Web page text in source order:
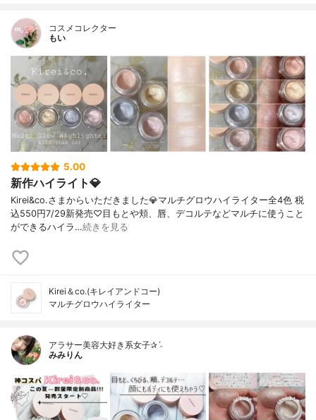
コスメコレクター
もい
5.00
新作ハイライト💎
Kirei&co.さまからいただきました💎マルチグロウハイライター全4色 税
込550円7/29新発売♡目もとや頬、唇、デコルテなどマルチに使うこと
ができるハイラ…続きを見る
Kirei＆co.(キレイアンドコー)
マルチグロウハイライター
アラサー美容大好き系女子✰ˊ˗
みみりん